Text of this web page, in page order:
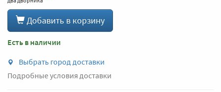
Добавить в корзину
Есть в наличии
Выбрать город доставки
Подробные условия доставки